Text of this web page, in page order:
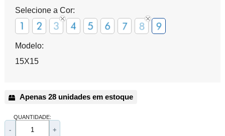
Selecione a Cor:
Modelo:
15X15
Apenas 28 unidades em estoque
QUANTIDADE:
- +